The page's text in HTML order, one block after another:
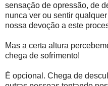
sensação de opressão, de
nunca ver ou sentir
nossa devoção a este
Mas a certa altura
chega de sofrimento!
É opcional. Chega de